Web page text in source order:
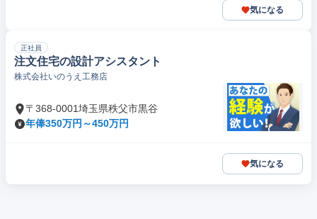
気になる
正社員
注文住宅の設計アシスタント
株式会社いのうえ工務店
〒368-0001埼玉県秩父市黒谷
年俸350万円～450万円
気になる